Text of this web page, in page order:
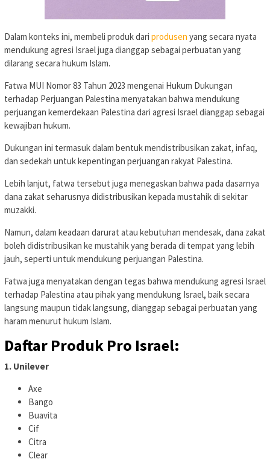
Dalam konteks ini, membeli produk dari produsen yang secara nyata
mendukung agresi Israel juga dianggap sebagai perbuatan yang
dilarang secara hukum Islam.
Fatwa MUI Nomor 83 Tahun 2023 mengenai Hukum Dukungan
terhadap Perjuangan Palestina menyatakan bahwa mendukung
perjuangan kemerdekaan Palestina dari agresi Israel dianggap sebagai
kewajiban hukum.
Dukungan ini termasuk dalam bentuk mendistribusikan zakat, infaq,
dan sedekah untuk kepentingan perjuangan rakyat Palestina.
Lebih lanjut, fatwa tersebut juga menegaskan bahwa pada dasarnya
dana zakat seharusnya didistribusikan kepada mustahik di sekitar
muzakki.
Namun, dalam keadaan darurat atau kebutuhan mendesak, dana zakat
boleh didistribusikan ke mustahik yang berada di tempat yang lebih
jauh, seperti untuk mendukung perjuangan Palestina.
Fatwa juga menyatakan dengan tegas bahwa mendukung agresi Israel
terhadap Palestina atau pihak yang mendukung Israel, baik secara
langsung maupun tidak langsung, dianggap sebagai perbuatan yang
haram menurut hukum Islam.
Daftar Produk Pro Israel:
1. Unilever
Axe
Bango
Buavita
Cif
Citra
Clear